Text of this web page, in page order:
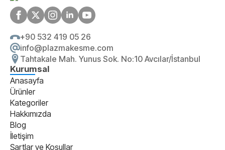
+90 532 419 05 26
info@plazmakesme.com
Tahtakale Mah. Yunus Sok. No:10 Avcılar/İstanbul
Kurumsal
Anasayfa
Ürünler
Kategoriler
Hakkımızda
Blog
İletişim
Şartlar ve Koşullar